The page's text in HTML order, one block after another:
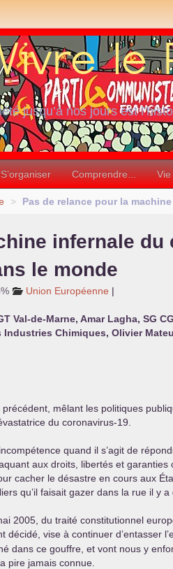
jusqu’à nos jours est
S’organiser Comprendre... Vie
> Pas de relance pour la
infernale du
le monde
Union Européenne |
Val-de-Marne, Amar Lagha, SG
Industries Chimiques, Olivier
mêlant les politiques
du coronavirus-19.
quand il s’agit de
aux droits, libertés et
cacher le désastre en cours aux
qu’il faisait gazer dans la rue il y a
2005, du traité constitutionnel
décidé, vise à continuer d’entasser
dans ce gouffre, et vont nous y
pire jamais connue.